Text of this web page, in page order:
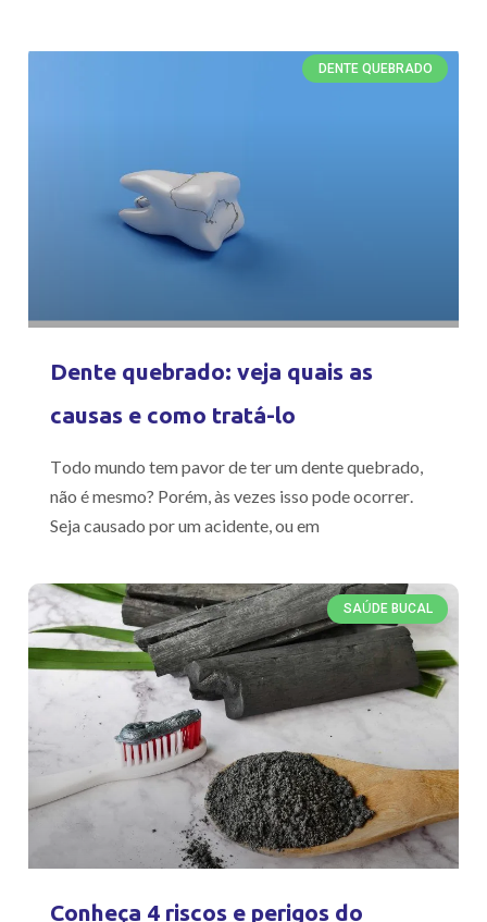
DENTE QUEBRADO
Dente quebrado: veja quais as
causas e como tratá-lo
Todo mundo tem pavor de ter um dente quebrado,
não é mesmo? Porém, às vezes isso pode ocorrer.
Seja causado por um acidente, ou em
SAÚDE BUCAL
Conheça 4 riscos e perigos do